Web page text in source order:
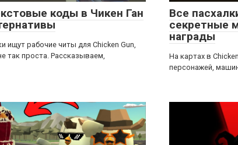
коды в Чикен Ган
ищут рабочие читы для Chicken Gun,
так проста. Рассказываем,
Все
секретные
награды
На картах в
персонажей,